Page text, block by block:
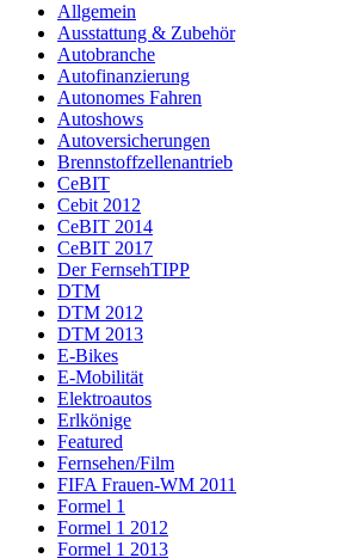
Allgemein
Ausstattung & Zubehör
Autobranche
Autofinanzierung
Autonomes Fahren
Autoshows
Autoversicherungen
Brennstoffzellenantrieb
CeBIT
Cebit 2012
CeBIT 2014
CeBIT 2017
Der FernsehTIPP
DTM
DTM 2012
DTM 2013
E-Bikes
E-Mobilität
Elektroautos
Erlkönige
Featured
Fernsehen/Film
FIFA Frauen-WM 2011
Formel 1
Formel 1 2012
Formel 1 2013